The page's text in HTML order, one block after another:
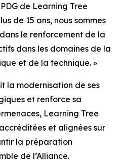
de Learning Tree
de 15 ans, nous sommes
le renforcement de la
dans les domaines de la
et de la technique. »
la modernisation de ses
et renforce sa
Learning Tree
et alignées sur
la préparation
de l’Alliance.